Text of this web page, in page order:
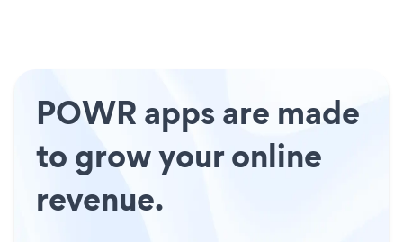
POWR apps are made
to grow your online
revenue.